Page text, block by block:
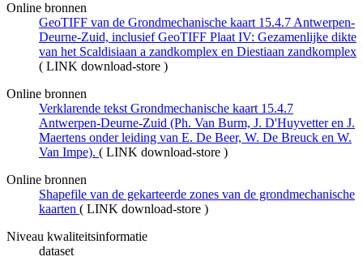
Online bronnen
GeoTIFF van de Grondmechanische kaart 15.4.7 Antwerpen-
Deurne-Zuid, inclusief GeoTIFF Plaat IV: Gezamenlijke dikte
van het Scaldisiaan a zandkomplex en Diestiaan zandkomplex
( LINK download-store )
Online bronnen
Verklarende tekst Grondmechanische kaart 15.4.7
Antwerpen-Deurne-Zuid (Ph. Van Burm, J. D'Huyvetter en J.
Maertens onder leiding van E. De Beer, W. De Breuck en W.
Van Impe). ( LINK download-store )
Online bronnen
Shapefile van de gekarteerde zones van de grondmechanische
kaarten ( LINK download-store )
Niveau kwaliteitsinformatie
dataset